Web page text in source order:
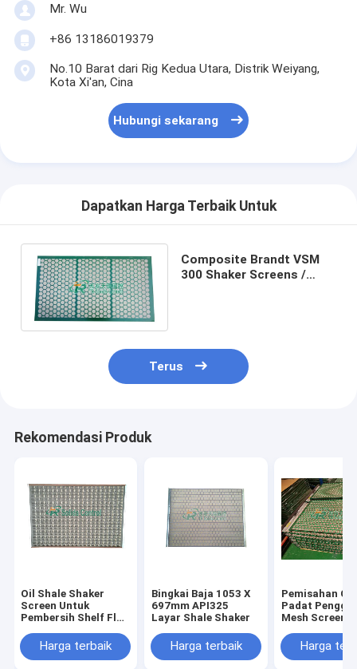
Mr. Wu
+86 13186019379
No.10 Barat dari Rig Kedua Utara, Distrik Weiyang,
Kota Xi'an, Cina
Hubungi sekarang
Dapatkan Harga Terbaik Untuk
Composite Brandt VSM
300 Shaker Screens /
Terus
Rekomendasi Produk
Oil Shale Shaker
Screen Untuk
Pembersih Shelf Flo
ShakerHarga terbaik
Bingkai Baja 1053 X
697mm API325
Layar Shale Shaker
Harga terbaik
Pemisahan
Padat
Mesh Screens
Harga